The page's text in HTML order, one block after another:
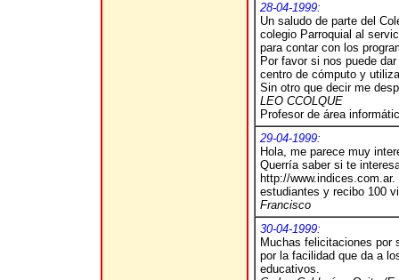
28-04-1999:
Un saludo de parte del
colegio Parroquial al
para contar con los
Por favor si nos puede
centro de cómputo y
Sin otro que decir me
LEO CCOLQUE
Profesor de área
29-04-1999:
Hola, me parece muy
Querría saber si te
http://www.indices.com.ar.
estudiantes y recibo 100
Francisco
30-04-1999:
Muchas felicitaciones por
por la facilidad que da a
educativos.